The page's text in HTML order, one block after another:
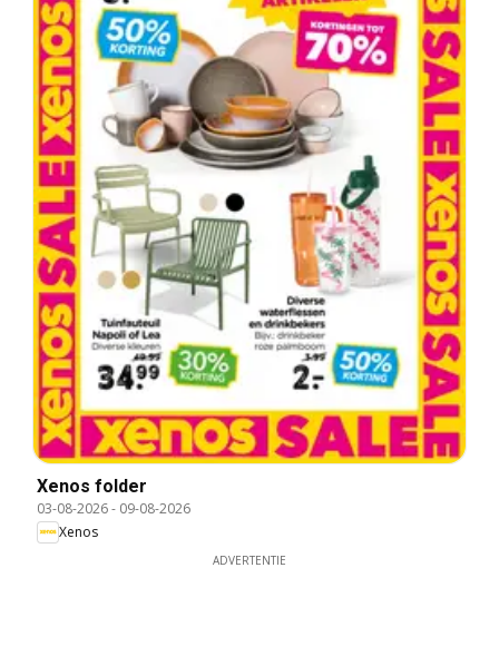
Xenos folder
03-08-2026- 09-08-2026
Xenos
ADVERTENTIE